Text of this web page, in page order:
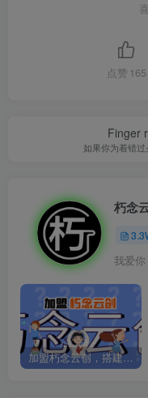
点赞 165
Finger
如果你为着错
朽念
我爱
加盟朽念云创，搭建同款项目资源站，实现日入2000+